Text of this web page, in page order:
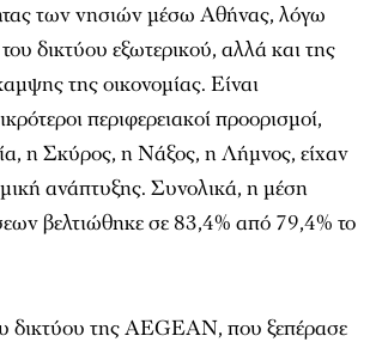
των νησιών μέσω Αθήνας, λόγω
δικτύου εξωτερικού, αλλά και της
της οικονομίας. Είναι
περιφερειακοί προορισμοί,
η Σκύρος, η Νάξος, η Λήμνος, είχαν
ανάπτυξης. Συνολικά, η μέση
βελτιώθηκε σε 83,4% από 79,4% το
δικτύου της AEGEAN, που ξεπέρασε